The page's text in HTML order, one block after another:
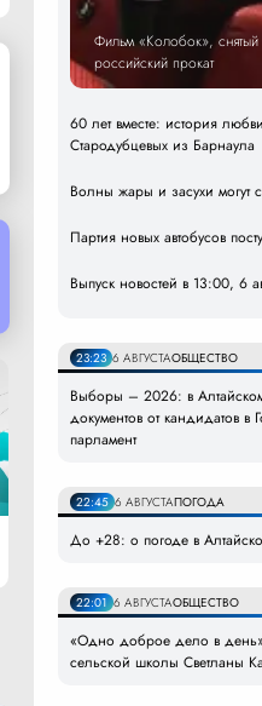
Фильм «Колобок»,
российский прокат
60 лет вместе: история
Стародубцевых из Барнаула
Волны жары и засухи могут
Партия новых автобусов
Выпуск новостей в 13:00, 6
23:23 6 АВГУСТАОБЩЕСТВО
Выборы – 2026: в
документов от кандидатов в
парламент
22:45 6 АВГУСТАПОГОДА
До +28: о погоде в
22:01 6 АВГУСТАОБЩЕСТВО
«Одно доброе дело в
сельской школы Светланы